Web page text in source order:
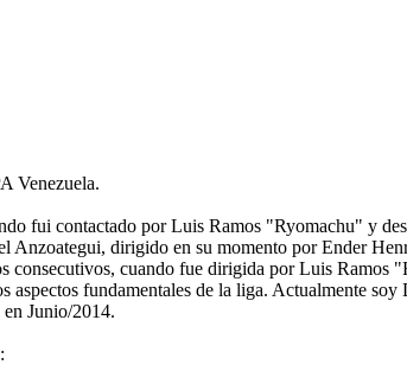
Venezuela.
fui contactado por Luis Ramos "Ryomachu" y
Anzoategui, dirigido en su momento por Ender
consecutivos, cuando fue dirigida por Luis
fundamentales de la liga. Actualmente
en Junio/2014.